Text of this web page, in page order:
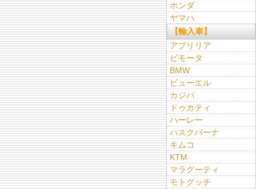
ホンダ
ヤマハ
【輸入車】
アプリリア
ビモータ
BMW
ビューエル
カジバ
ドゥカティ
ハーレー
ハスクバーナ
キムコ
KTM
マラグーティ
モトグッチ